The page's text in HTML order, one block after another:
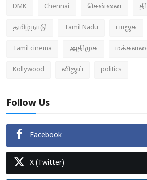
DMK Chennai சென்னை
தமிழ்நாடு Tamil Nadu பாஜக
Tamil cinema அதிமுக
Kollywood விஜய் politics
Follow Us
Facebook
X (Twitter)